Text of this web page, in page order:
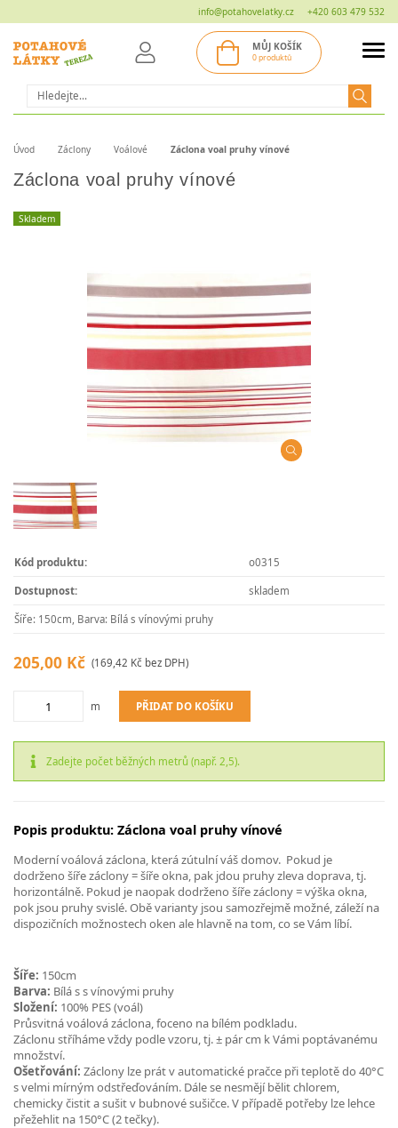
info@potahovelatky.cz +420 603 479 532
Hledat
MŮJ KOŠÍK
0 produktů
Úvod Záclony Voálové Záclona voal pruhy vínové
Záclona voal pruhy vínové
Skladem
Kód produktu: o0315
Dostupnost: skladem
Šíře: 150cm, Barva: Bílá s vínovými pruhy
205,00 Kč (169,42 Kč bez DPH)
m PŘIDAT DO KOŠÍKU
Zadejte počet běžných metrů (např. 2,5).
Popis produktu: Záclona voal pruhy vínové
Moderní voálová záclona, která zútulní váš domov. Pokud je
dodrženo šíře záclony = šíře okna, pak jdou pruhy zleva doprava, tj.
horizontálně. Pokud je naopak dodrženo šíře záclony = výška okna,
pok jsou pruhy svislé. Obě varianty jsou samozřejmě možné, záleží na
dispozičních možnostech oken ale hlavně na tom, co se Vám líbí.
Šíře: 150cm
Barva: Bílá s s vínovými pruhy
Složení: 100% PES (voál)
Průsvitná voálová záclona, foceno na bílém podkladu.
Záclonu stříháme vždy podle vzoru, tj. ± pár cm k Vámi poptávanému
množství.
Ošetřování: Záclony lze prát v automatické pračce při teplotě do 40°C
s velmi mírným odstřeďováním. Dále se nesmějí bělit chlorem,
chemicky čistit a sušit v bubnové sušičce. V případě potřeby lze lehce
přežehlit na 150°C (2 tečky).